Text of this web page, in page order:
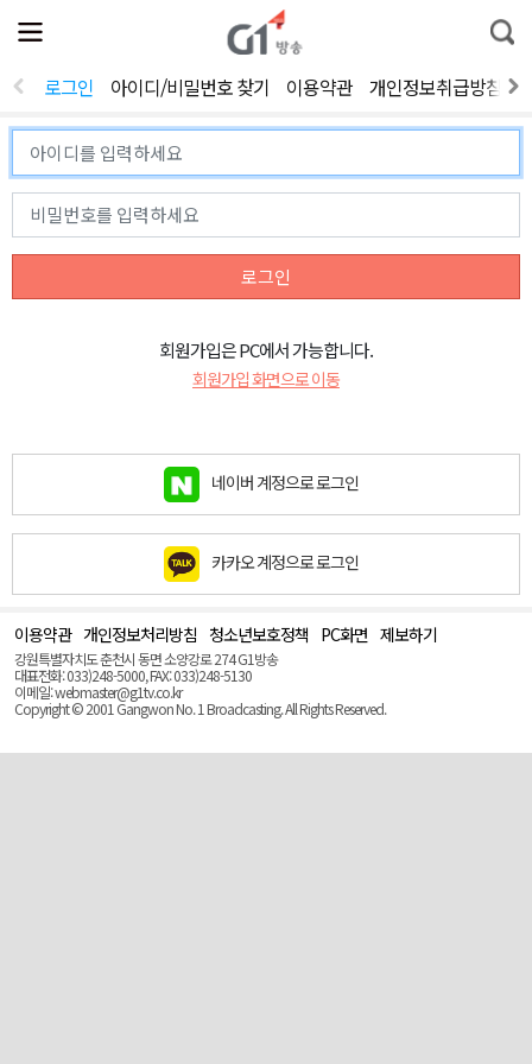
전
체
뉴
열
통
합
색
로그인 아이디/비밀번호 찾기 이용약관 개인정보취급방침
로그인
회원가입은 PC에서 가능합니다.
회원가입 화면으로 이동
네이버 계정으로 로그인
카카오 계정으로 로그인
이용약관 개인정보처리방침 청소년보호정책 PC화면 제보하기
강원특별자치도 춘천시 동면 소양강로 274 G1방송
대표전화: 033)248-5000, FAX: 033)248-5130
이메일: webmaster@g1tv.co.kr
Copyright © 2001 Gangwon No. 1 Broadcasting. All Rights Reserved.